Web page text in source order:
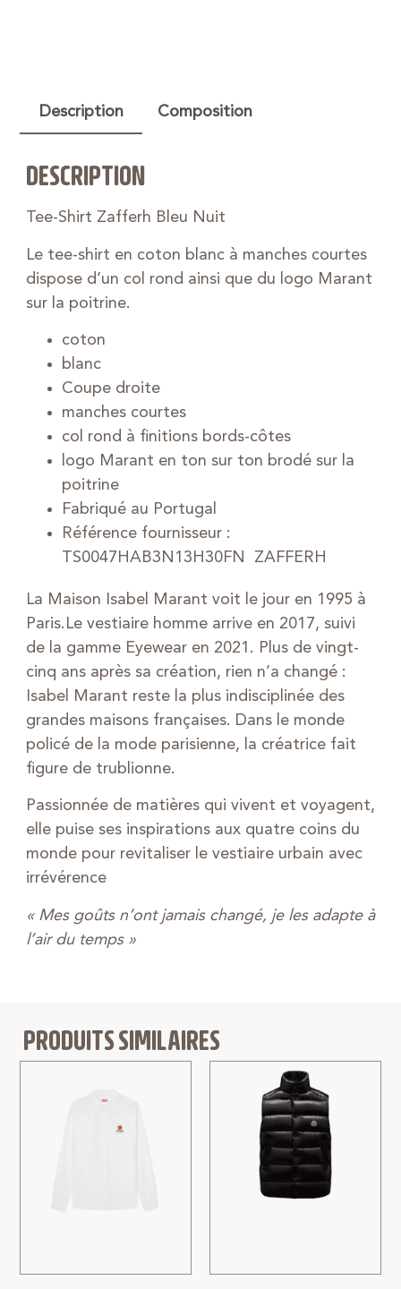
Description Composition
DESCRIPTION
Tee-Shirt Zafferh Bleu Nuit
Le tee-shirt en coton blanc à manches courtes
dispose d’un col rond ainsi que du logo Marant
sur la poitrine.
coton
blanc
Coupe droite
manches courtes
col rond à finitions bords-côtes
logo Marant en ton sur ton brodé sur la
poitrine
Fabriqué au Portugal
Référence fournisseur :
TS0047HAB3N13H30FN ZAFFERH
La Maison Isabel Marant voit le jour en 1995 à
Paris.Le vestiaire homme arrive en 2017, suivi
de la gamme Eyewear en 2021. Plus de vingt-
cinq ans après sa création, rien n’a changé :
Isabel Marant reste la plus indisciplinée des
grandes maisons françaises. Dans le monde
policé de la mode parisienne, la créatrice fait
figure de trublionne.
Passionnée de matières qui vivent et voyagent,
elle puise ses inspirations aux quatre coins du
monde pour revitaliser le vestiaire urbain avec
irrévérence
« Mes goûts n’ont jamais changé, je les adapte à
l’air du temps »
PRODUITS SIMILAIRES